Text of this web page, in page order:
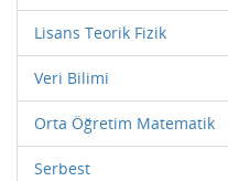
Lisans Teorik Fizik
Veri Bilimi
Orta Öğretim Matematik
Serbest